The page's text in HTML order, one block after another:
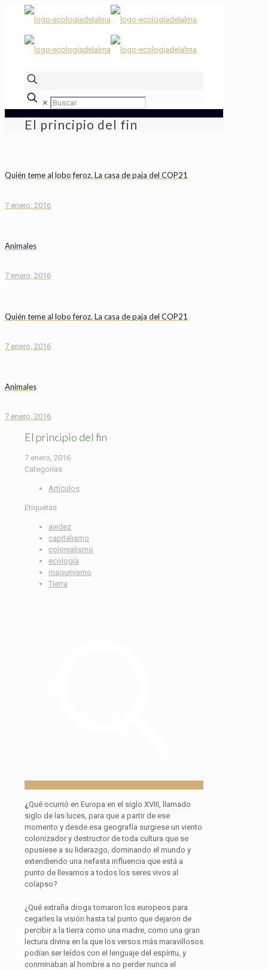
✕
El principio del fin
Quién teme al lobo feroz. La casa de paja del COP21
7 enero, 2016
Animales
7 enero, 2016
Quién teme al lobo feroz. La casa de paja del COP21
7 enero, 2016
Animales
7 enero, 2016
El principio del fin
7 enero, 2016
Categorías
Artículos
Etiquetas
avidez
capitalismo
colonialismo
ecología
maquinismo
Tierra
¿Qué ocurrió en Europa en el siglo XVIII, llamado
siglo de las luces, para que a partir de ese
momento y desde esa geografía surgiese un viento
colonizador y destructor de toda cultura que se
opusiese a su liderazgo, dominando el mundo y
extendiendo una nefasta influencia que está a
punto de llevarnos a todos los seres vivos al
colapso?
¿Qué extraña droga tomaron los europeos para
cegarles la visión hasta tal punto que dejaron de
percibir a la tierra como una madre, como una gran
lectura divina en la que los versos más maravillosos
podían ser leídos con el lenguaje del espíritu, y
conminaban al hombre a no perder nunca el